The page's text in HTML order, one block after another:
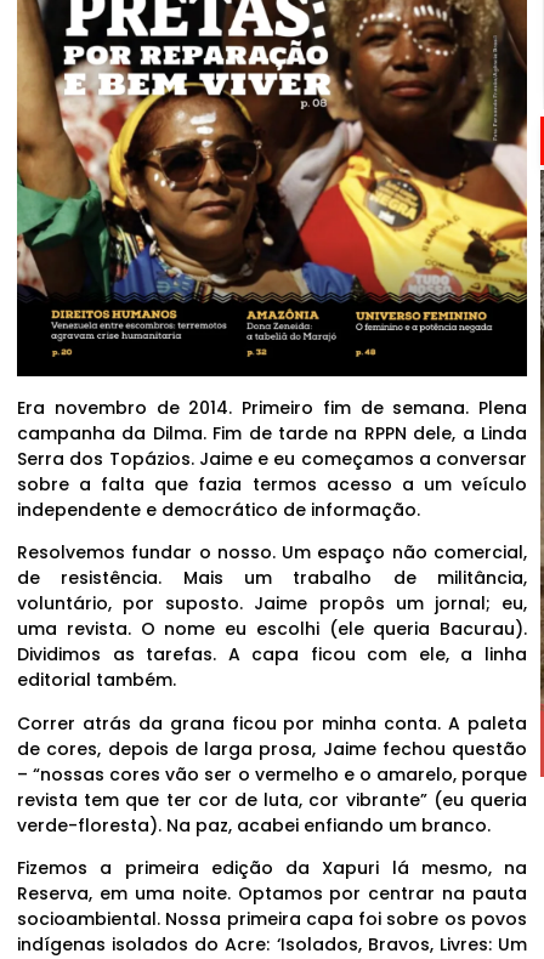
Era novembro de 2014. Primeiro fim de semana. Plena
campanha da Dilma. Fim de tarde na RPPN dele, a Linda
Serra dos Topázios. Jaime e eu começamos a conversar
sobre a falta que fazia termos acesso a um veículo
independente e democrático de informação.
Resolvemos fundar o nosso. Um espaço não comercial,
de resistência. Mais um trabalho de militância,
voluntário, por suposto. Jaime propôs um jornal; eu,
uma revista. O nome eu escolhi (ele queria Bacurau).
Dividimos as tarefas. A capa ficou com ele, a linha
editorial também.
Correr atrás da grana ficou por minha conta. A paleta
de cores, depois de larga prosa, Jaime fechou questão
– “nossas cores vão ser o vermelho e o amarelo, porque
revista tem que ter cor de luta, cor vibrante” (eu queria
verde-floresta). Na paz, acabei enfiando um branco.
Fizemos a primeira edição da Xapuri lá mesmo, na
Reserva, em uma noite. Optamos por centrar na pauta
socioambiental. Nossa primeira capa foi sobre os povos
indígenas isolados do Acre: ‘Isolados, Bravos, Livres: Um